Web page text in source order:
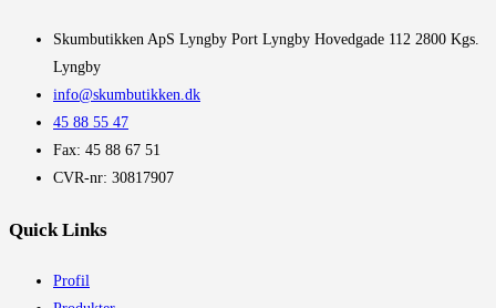
​Skumbutikken ApS Lyngby Port Lyngby Hovedgade 112 2800 Kgs.
Lyngby
info@skumbutikken.dk
45 88 55 47
Fax: 45 88 67 51
CVR-nr: 30817907
Quick Links
Profil